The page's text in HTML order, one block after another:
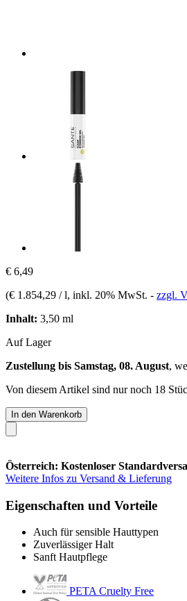
€ 6,49
(€ 1.854,29 / l, inkl. 20% MwSt. - zzgl.
Inhalt: 3,50 ml
Auf Lager
Zustellung bis Samstag, 08. August,
Von diesem Artikel sind nur noch 18
In den Warenkorb
Österreich: Kostenloser
Weitere Infos zu Versand & Lieferung
Eigenschaften und Vorteile
Auch für sensible Hauttypen
Zuverlässiger Halt
Sanft Hautpflege
PETA Cruelty Free